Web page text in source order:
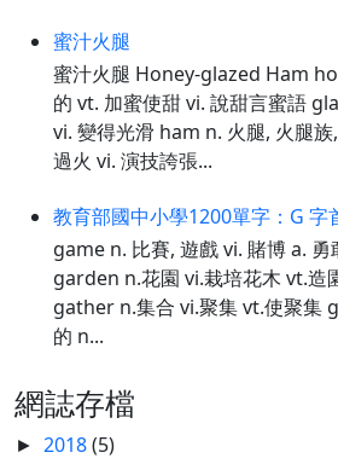
蜜汁火腿
蜜汁火腿 Honey-glazed Ham
的 vt. 加蜜使甜 vi. 說甜言蜜語
vi. 變得光滑 ham n. 火腿, 火腿
過火 vi. 演技誇張...
教育部國中小學1200單字：G 字
game n. 比賽, 遊戲 vi. 賭博 a.
garden n.花園 vi.栽培花木 vt.造
gather n.集合 vi.聚集 vt.使聚集
的 n...
網誌存檔
► 2018(5)